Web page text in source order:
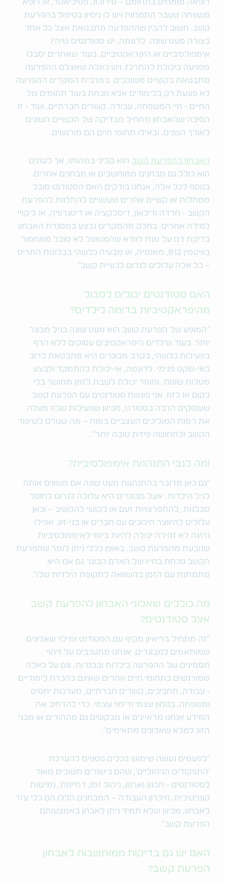
רופאה מומחים בתחומם – נוירולוג, פסיכיאטר, או רופא
משפחה שעבר התמחות ויש לו ניסיון בטיפול בהפרעת
קשב. חשוב להבין שההפרעה מתבטאת אצל כל אחד
בצורה מעט שונה. לדוגמה, יש סטודנטים שיהיו
אימפולסיביים או היפראקטיביים, בעוד שאחרים יסבלו
מפגיעה ביכולת להתרכז, ויש כאלה שאצלם ההפרעה
מתבטאת בקשיים משולבים. במרבית המקרים ההפרעה
לא פוגעת רק בלימודים אלא נוכחת בעוד תחומים של
החיים - חיי המשפחה, עבודה, קשרים חברתיים, ועוד - זו
הסיבה שהאבחון מתחיל מבדיקה של הקשיים השונים
לאורך השנים, ובאילו תחומי חיים הם מורגשים.
האבחון להפרעת קשב הוא קליני במהותו, אך לעתים
הוא כולל גם מבחנים ממוחשבים או מבחנים אחרים.
בנוסף לכל אלה, אנחנו בודקים האם הסטודנט סובל
ממחלות או קשיים אחרים שעשויים להתלוות להפרעת
הקשב - חרדה ודיכאון, דיסלקציה או דיסגרפיה, או ליקויי
למידה אחרים. בחלק מהמקרים נבצע במסגרת האבחון
בדיקת דם על מנת לוודא שהמטופל לא סובל ממחסור
בוויטמין B12, מאנמיה, או מבעיה כלשהי בבלוטת התריס
– כל אלה עלולים לגרום לבעיית קשב".
האם סטודנטים יכולים לסבול
מהיפראקטיביות בדומה לילדים?
״המופע של הפרעת קשב הוא מעט שונה בגיל מבוגר
יותר. בעוד שילדים היפראקטיבים עסוקים ללא הרף
בפעילות כלשהי, בקרב מבוגרים היא מתבטאת לרוב
באי-שקט פנימי. לדוגמה, אי-יכולת להתמקד ולבצע
מטלות שונות, וחוסר יכולת לשבת לזמן ממושך בלי
לקום או לזוז. אני פוגשת סטודנטים עם הפרעת קשב
שעוסקים הרבה בספורט, מכיוון שפעילות שכזו מעלה
את רמות המוליכים העצביים במוח – מה שגורם לשיפור
הקשב ולתחושה פיזית טובה יותר".
ומה לגבי התנהגות אימפולסיבית?
״גם כאן מדובר בהתנהגות מעט שונה אם משווים אותה
לגיל הילדות. אצל מבוגרים היא עלולה לגרום לחוסר
סבלנות, להתפרצויות זעם או לקושי להקשיב – וכאן
עלולים להיווצר חיכוכים עם חברים או בני-זוג. אפילו
נהיגה לא זהירה יכולה להיות ביטוי לאימפולסיביות
שנובעת מהפרעת קשב. באופן כללי ניתן לומר שהפרעת
הקשב נוכחת בחייו של האדם הבוגר גם אם היא
מתמתנת עם הזמן בהשוואה לתקופת הילדות שלו".
מה כוללים שאלוני האבחון להפרעת קשב
אצל סטודנטים?
"זה מתחיל בריאיון מקיף עם הסטודנט ומילוי שאלונים
שמותאמים למבוגרים. אנחנו מתעכבים על זיהוי
תסמינים של ההפרעה בילדות ובבגרות, וגם על כאלה
שמורגשים בתחומי חיים אחרים שאינם בהכרח לימודיים
- עבודה, תחביבים, קשרים חברתיים, מערכות יחסים
ומשפחה, בטחון עצמי ודימוי עצמי. כדי להרחיב את
המידע אנחנו מראיינים או מבקשים גם מההורים או מבני
הזוג למלא שאלונים מתאימים״.
״לפעמים נעשה שימוש בכלים נוספים להערכת
'התפקודים הניהוליים', שהם כישורים חשובים מאוד
לסטודנטים - תכנון וארגון, ניהול זמן, דחיינות, גמישות
קוגניטיבית, וזיכרון העבודה – המבחנים הללו הם כלי עזר
לאבחון, מכיוון שלא תמיד ניתן לאבחן באמצעותם
הפרעת קשב״.
האם יש גם בדיקות ממוחשבות לאבחון
הפרעת קשב?